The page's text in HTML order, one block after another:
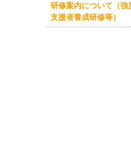
研修案内について（強
支援者養成研修等）